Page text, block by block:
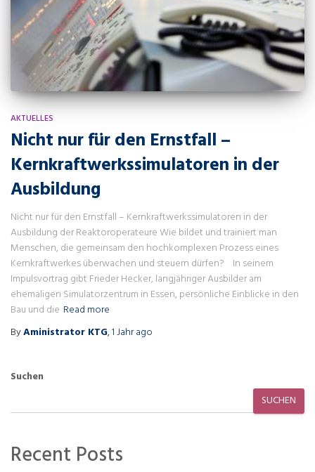
AKTUELLES
Nicht nur für den Ernstfall –
Kernkraftwerkssimulatoren in der
Ausbildung
Nicht nur für den Ernstfall – Kernkraftwerkssimulatoren in der
Ausbildung der Reaktoroperateure Wie bildet und trainiert man
Menschen, die gemeinsam den hochkomplexen Prozess eines
Kernkraftwerkes überwachen und steuern dürfen? In seinem
Impulsvortrag gibt Frieder Hecker, langjähriger Ausbilder am
ehemaligen Simulatorzentrum in Essen, persönliche Einblicke in den
Bau und die Read more
ByAministrator KTG,1 Jahrago
Suchen
SUCHEN
Recent Posts